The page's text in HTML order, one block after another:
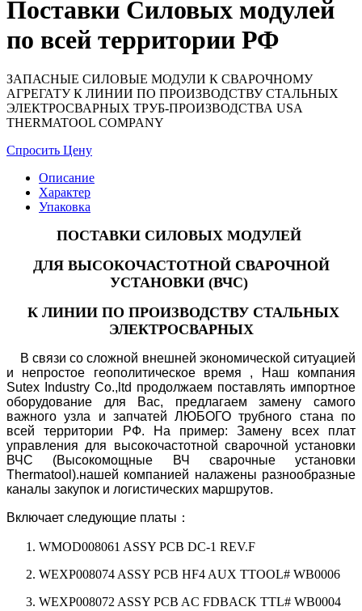
Поставки Силовых модулей
по всей территории РФ
ЗАПАСНЫЕ СИЛОВЫЕ МОДУЛИ К СВАРОЧНОМУ
АГРЕГАТУ К ЛИНИИ ПО ПРОИЗВОДСТВУ СТАЛЬНЫХ
ЭЛЕКТРОСВАРНЫХ ТРУБ-ПРОИЗВОДСТВА USA
THERMATOOL COMPANY
Спросить Цену
Описание
Характер
Упаковка
ПОСТАВКИ СИЛОВЫХ МОДУЛЕЙ
ДЛЯ ВЫСОКОЧАСТОТНОЙ СВАРОЧНОЙ
УСТАНОВКИ (ВЧС)
К ЛИНИИ ПО ПРОИЗВОДСТВУ СТАЛЬНЫХ
ЭЛЕКТРОСВАРНЫХ
В связи со сложной внешней экономической ситуацией
и непростое геополитическое время , Наш компания
Sutex Industry Co.,ltd продолжаем поставлять импортное
оборудование для Вас, предлагаем замену самого
важного узла и запчатей ЛЮБОГО трубного стана по
всей территории РФ. На пример: Замену всех плат
управления для высокочастотной сварочной установки
ВЧС (Высокомощные ВЧ сварочные установки
Thermatool).нашей компанией налажены разнообразные
каналы закупок и логистических маршрутов.
Включает следующие платы：
WMOD008061 ASSY PCB DC-1 REV.F
WEXP008074 ASSY PCB HF4 AUX TTOOL# WB0006
WEXP008072 ASSY PCB AC FDBACK TTL# WB0004